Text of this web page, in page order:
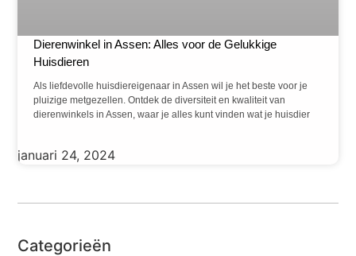
Categorieën
Dierenwinkel in Assen: Alles voor de Gelukkige
Huisdieren
Als liefdevolle huisdiereigenaar in Assen wil je het beste voor je
pluizige metgezellen. Ontdek de diversiteit en kwaliteit van
dierenwinkels in Assen, waar je alles kunt vinden wat je huisdier
januari 24, 2024